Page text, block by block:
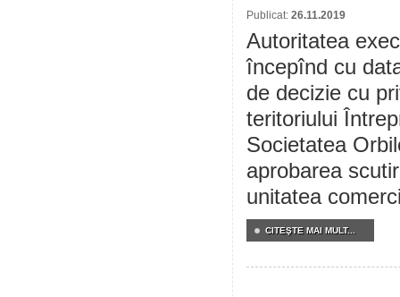
Publicat: 26.11.2019
Autoritatea
începînd cu
de decizie cu
teritoriului
Societatea
aprobarea
unitatea
CITEŞTE MAI MULT...